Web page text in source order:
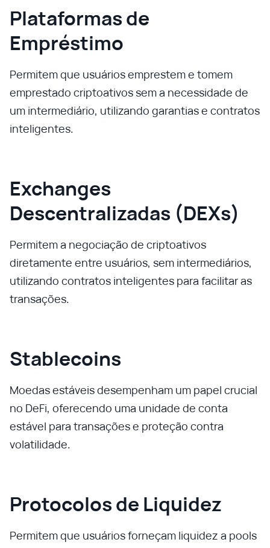
Plataformas de
Empréstimo
Permitem que usuários emprestem e tomem
emprestado criptoativos sem a necessidade de
um intermediário, utilizando garantias e contratos
inteligentes.
Exchanges
Descentralizadas (DEXs)
Permitem a negociação de criptoativos
diretamente entre usuários, sem intermediários,
utilizando contratos inteligentes para facilitar as
transações.
Stablecoins
Moedas estáveis desempenham um papel crucial
no DeFi, oferecendo uma unidade de conta
estável para transações e proteção contra
volatilidade.
Protocolos de Liquidez
Permitem que usuários forneçam liquidez a pools